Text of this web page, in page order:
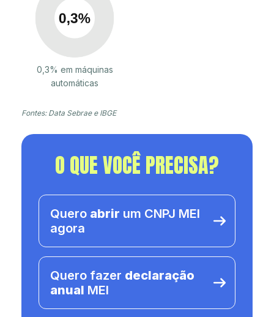
0,3% em máquinas
automáticas
Fontes: Data Sebrae e IBGE
O QUE VOCÊ PRECISA?
Quero abrir um CNPJ MEI
agora
Quero fazer declaração
anual MEI